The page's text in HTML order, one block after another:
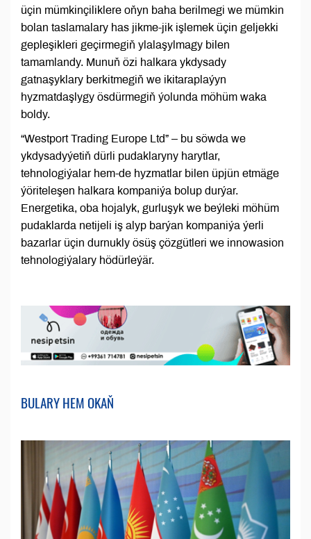
üçin mümkinçiliklere oňyn baha berilmegi we mümkin
bolan taslamalary has jikme-jik işlemek üçin geljekki
gepleşikleri geçirmegiň ylalaşylmagy bilen
tamamlandy. Munuň özi halkara ykdysady
gatnaşyklary berkitmegiň we ikitaraplaýyn
hyzmatdaşlygy ösdürmegiň ýolunda möhüm waka
boldy.
“Westport Trading Europe Ltd” – bu söwda we
ykdysadyýetiň dürli pudaklaryny harytlar,
tehnologiýalar hem-de hyzmatlar bilen üpjün etmäge
ýöriteleşen halkara kompaniýa bolup durýar.
Energetika, oba hojalyk, gurluşyk we beýleki möhüm
pudaklarda netijeli iş alyp barýan kompaniýa ýerli
bazarlar üçin durnukly ösüş çözgütleri we innowasion
tehnologiýalary hödürleýär.
BULARY HEM OKAŇ